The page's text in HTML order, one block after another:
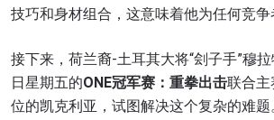
技巧和身材组合，这意味着他为任何竞争
接下来，荷兰裔-土耳其大将“刽子手”穆
日星期五的ONE冠军赛 ： 重拳出击联合主
位的凯克利亚，试图解决这个复杂的难题